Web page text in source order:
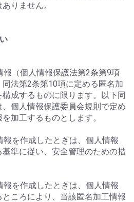
りません。
報（個人情報保護法第2条第9項
法第2条第10項に定める匿名加
成するものに限ります。以下同
個人情報保護委員会規則で定め
加工するものとします。
報を作成したときは、個人情報
準に従い、安全管理のための措
報を作成したときは、個人情報
ころにより、当該匿名加工情報